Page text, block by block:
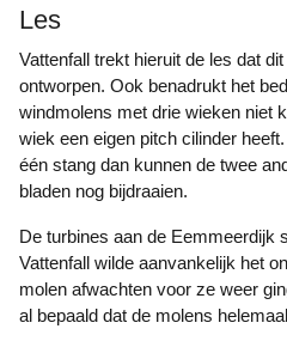
Les
Vattenfall trekt hieruit de les dat dit type windmolen niet goed is
ontworpen. Ook benadrukt het
windmolens met drie wieken niet
wiek een eigen pitch cilinder
één stang dan kunnen de twee
bladen nog bijdraaien.
De turbines aan de Eemmeerdijk stonden al op de slooplijst en
Vattenfall wilde aanvankelijk het
molen afwachten voor ze weer
al bepaald dat de molens